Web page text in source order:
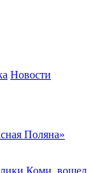
Новости
Поляна»
Коми, вошел